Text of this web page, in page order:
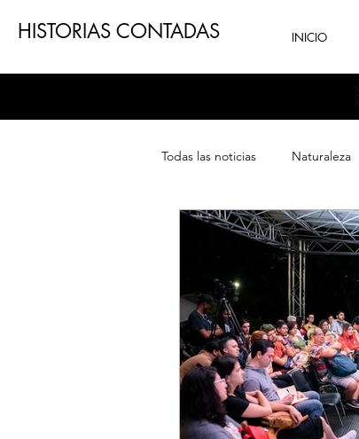
HISTORIAS CONTADAS INICIO
Todas las noticias Naturaleza
Teatro Patrimonio